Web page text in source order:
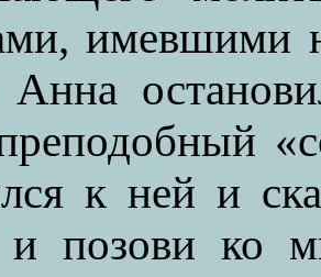
имевшими
Анна
к ней и
позови ко